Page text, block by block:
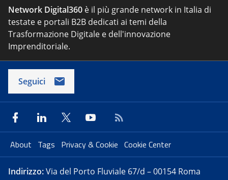
Network Digital360 è il più grande network in Italia di
testate e portali B2B dedicati ai temi della
Trasformazione Digitale e dell'innovazione
Imprenditoriale.
Seguici
About Tags Privacy & Cookie Cookie Center
Indirizzo:Via del Porto Fluviale 67/d – 00154 Roma